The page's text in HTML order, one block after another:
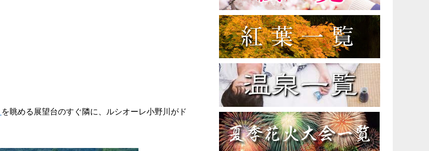
を眺める展望台のすぐ隣に、ルシオーレ小野川がド